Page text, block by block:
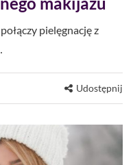
pielęgnację z
Udostępnij